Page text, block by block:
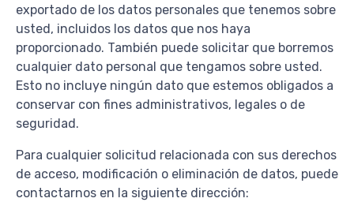
exportado de los datos personales que tenemos sobre
usted, incluidos los datos que nos haya
proporcionado. También puede solicitar que borremos
cualquier dato personal que tengamos sobre usted.
Esto no incluye ningún dato que estemos obligados a
conservar con fines administrativos, legales o de
seguridad.
Para cualquier solicitud relacionada con sus derechos
de acceso, modificación o eliminación de datos, puede
contactarnos en la siguiente dirección: